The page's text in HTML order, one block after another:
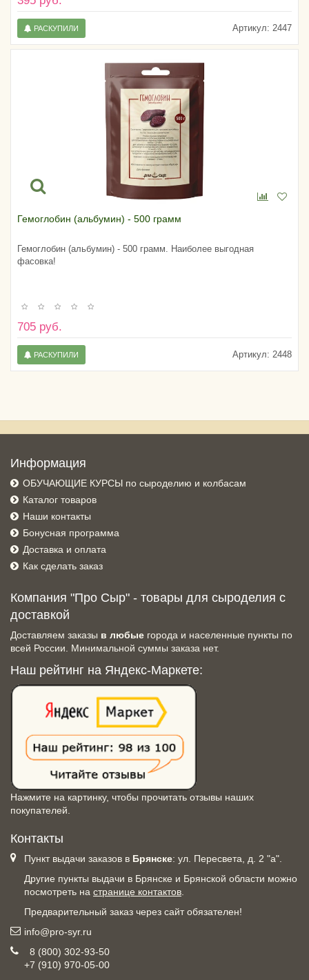
Артикул: 2447
РАСКУПИЛИ
Гемоглобин (альбумин) - 500 грамм
Гемоглобин (альбумин) - 500 грамм. Наиболее выгодная
фасовка!
705 руб.
Артикул: 2448
РАСКУПИЛИ
Информация
ОБУЧАЮЩИЕ КУРСЫ по сыроделию и колбасам
Каталог товаров
Наши контакты
Бонусная программа
Доставка и оплата
Как сделать заказ
Компания "Про Сыр" - товары для сыроделия с
доставкой
Доставляем заказы в любые города и населенные пункты по
всей России. Минимальной суммы заказа нет.
Наш рейтинг на Яндекс-Маркете:
Нажмите на картинку, чтобы прочитать отзывы наших
покупателей.
Контакты
Пункт выдачи заказов в Брянске: ул. Пересвета, д. 2 "а".
Другие пункты выдачи в Брянске и Брянской области можно
посмотреть на странице контактов
Предварительный заказ через сайт обязателен!
info@pro-syr.ru
8 (800) 302-93-50
+7 (910) 970-05-00